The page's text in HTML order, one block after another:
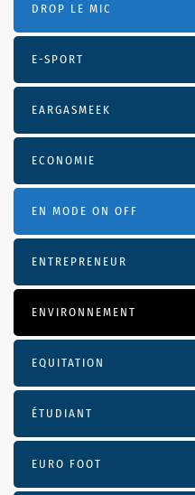
DROP LE MIC
E-SPORT
EARGASMEEK
ECONOMIE
EN MODE ON OFF
ENTREPRENEUR
ENVIRONNEMENT
EQUITATION
ÉTUDIANT
EURO FOOT